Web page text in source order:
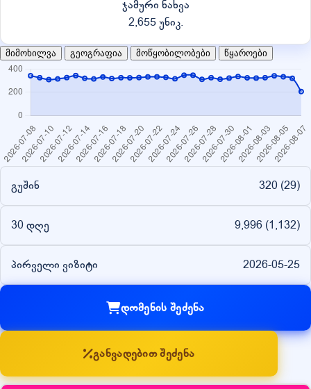
ჯამური ნახვა
2,655 უნიკ.
მიმოხილვა გეოგრაფია მოწყობილობები წყაროები
გუშინ 320 (29)
30 დღე 9,996 (1,132)
პირველი ვიზიტი 2026-05-25
დომენის შეძენა
განვადებით შეძენა